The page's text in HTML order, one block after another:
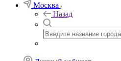
Москва
Назад